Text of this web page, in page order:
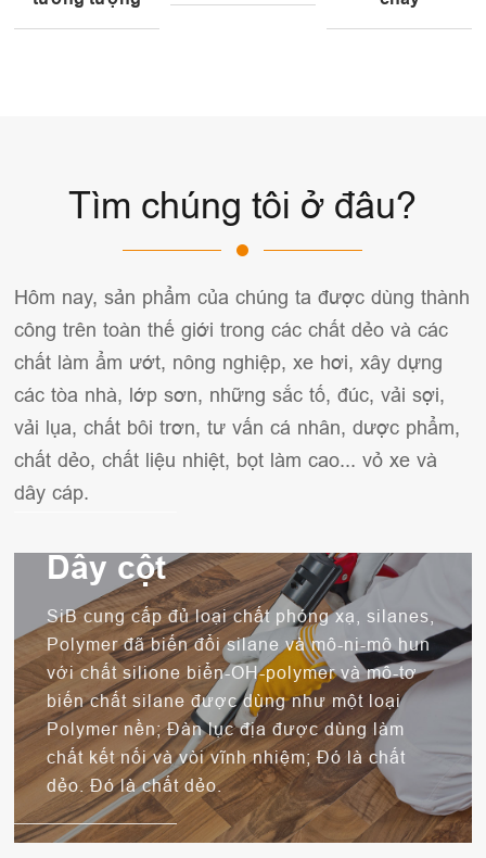
Tìm chúng tôi ở đâu?
Hôm nay, sản phẩm của chúng ta được dùng thành
công trên toàn thế giới trong các chất dẻo và các
chất làm ẩm ướt, nông nghiệp, xe hơi, xây dựng
các tòa nhà, lớp sơn, những sắc tố, đúc, vải sợi,
vải lụa, chất bôi trơn, tư vấn cá nhân, dược phẩm,
chất dẻo, chất liệu nhiệt, bọt làm cao... vỏ xe và
dây cáp.
Dây cột
SiB cung cấp đủ loại chất phóng xạ, silanes,
Polymer đã biến đổi silane và mô-ni-mô hun
với chất silione biển-OH-polymer và mô-tơ
biến chất silane được dùng như một loại
Polymer nền; Đàn lục địa được dùng làm
chất kết nối và vòi vĩnh nhiệm; Đó là chất
dẻo. Đó là chất dẻo.